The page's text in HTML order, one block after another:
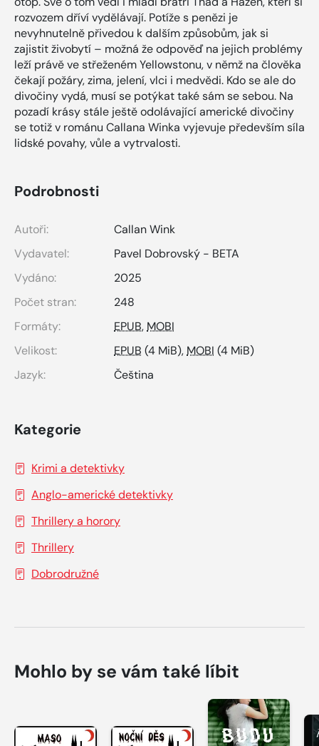
rozvozem dříví vydělávají. Potíže s penězi je
nevyhnutelně přivedou k dalším způsobům, jak si
zajistit živobytí – možná že odpověď na jejich problémy
leží právě ve střeženém Yellowstonu, v němž na člověka
čekají požáry, zima, jelení, vlci i medvědi. Kdo se ale do
divočiny vydá, musí se potýkat také sám se sebou. Na
pozadí krásy stále ještě odolávající americké divočiny
se totiž v románu Callana Winka vyjevuje především síla
lidské povahy, vůle a vytrvalosti.
Podrobnosti
Autoři:
Callan Wink
Vydavatel:
Pavel Dobrovský - BETA
Vydáno:
2025
Počet stran:
248
Formáty:
EPUB, MOBI
Velikost:
EPUB (4 MiB), MOBI (4 MiB)
Jazyk:
Čeština
Kategorie
Krimi a detektivky
Anglo-americké detektivky
Thrillery a horory
Thrillery
Dobrodružné
Mohlo by se vám také líbit